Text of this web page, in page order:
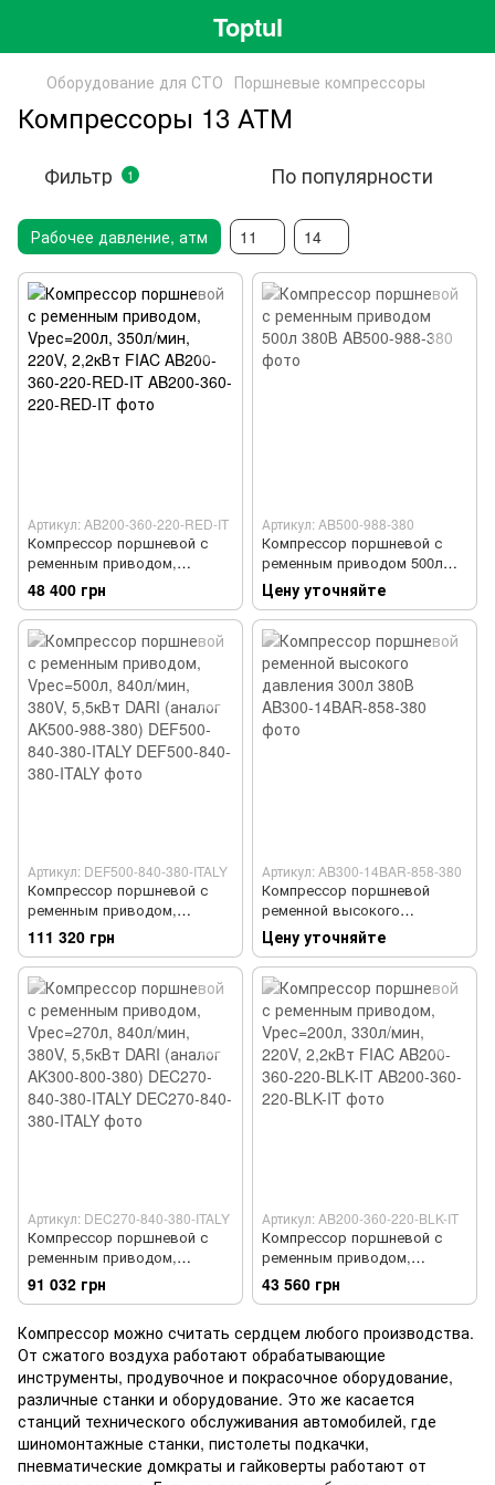
Toptul
Оборудование для СТО Поршневые компрессоры
Компрессоры 13 АТМ
Фильтр 1 По популярности
Рабочее давление, атм 11 14
Артикул: AB200-360-220-RED-IT
Компрессор поршневой с
ременным приводом,
Vрес=200л, 350л/мин, 220V,
2,2кВт FIAC AB200-360-220-
RED-IT
48 400 грн
Артикул: AB500-988-380
Компрессор поршневой с
ременным приводом 500л
380В
Цену уточняйте
Артикул: DEF500-840-380-ITALY
Компрессор поршневой с
ременным приводом,
Vрес=500л, 840л/мин, 380V,
5,5кВт DARI (аналог AK500-
988-380) DEF500-840-380-
ITALY
111 320 грн
Артикул: AB300-14BAR-858-380
Компрессор поршневой
ременной высокого
давления 300л 380В
Цену уточняйте
Артикул: DEC270-840-380-ITALY
Компрессор поршневой с
ременным приводом,
Vрес=270л, 840л/мин, 380V,
5,5кВт DARI (аналог AK300-
ITALY
91 032 грн
Артикул: AB200-360-220-BLK-IT
Компрессор поршневой с
ременным приводом,
Vрес=200л, 330л/мин, 220V,
2,2кВт FIAC AB200-360-220-
43 560 грн
Компрессор можно считать сердцем любого производства.
От сжатого воздуха работают обрабатывающие
инструменты, продувочное и покрасочное оборудование,
различные станки и оборудование. Это же касается
станций технического обслуживания автомобилей, где
шиномонтажные станки, пистолеты подкачки,
пневматические домкраты и гайковерты работают от